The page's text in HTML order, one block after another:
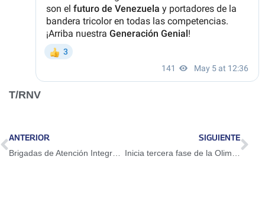
T/RNV
ANTERIOR
Brigadas de Atención Integral visitan a los abuelos de todo el país
SIGUIENTE
Inicia tercera fase de la Olimpiada Venezolana de Astronomía 2026 para formar a jóvenes talentos